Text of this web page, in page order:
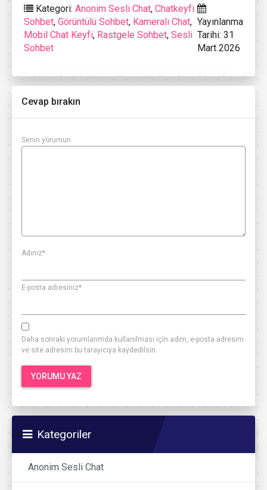
Kategori: Anonim Sesli Chat, Chatkeyfi
Sohbet, Görüntülü Sohbet, Kameralı Chat,
Mobil Chat Keyfi, Rastgele Sohbet, Sesli
Sohbet
Yayınlanma
Tarihi: 31
Mart 2026
Cevap bırakın
Senin yorumun
Adınız*
E-posta adresiniz*
Daha sonraki yorumlarımda kullanılması için adım, e-posta adresim
ve site adresim bu tarayıcıya kaydedilsin.
Kategoriler
Anonim Sesli Chat